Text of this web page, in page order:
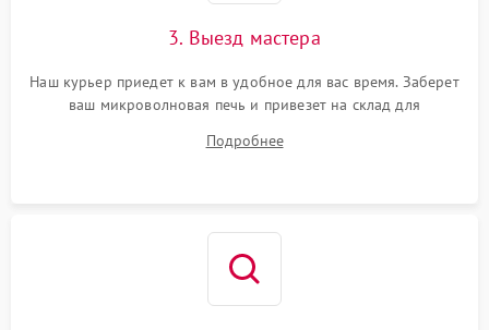
3. Выезд мастера
Наш курьер приедет к вам в удобное для вас время. Заберет
ваш микроволновая печь и привезет на склад для
Подробнее